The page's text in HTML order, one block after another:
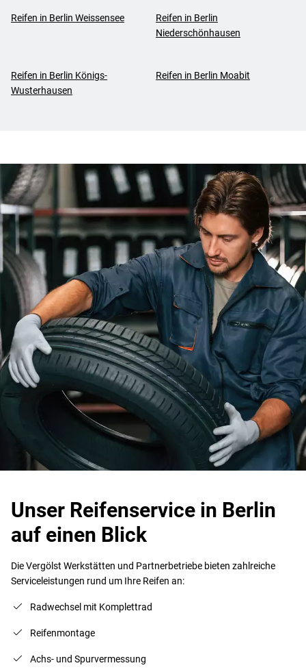
Reifen in Berlin Weissensee
Reifen in Berlin
Niederschönhausen
Reifen in Berlin Königs-
Wusterhausen
Reifen in Berlin Moabit
Unser Reifenservice in Berlin
auf einen Blick
Die Vergölst Werkstätten und Partnerbetriebe bieten zahlreiche
Serviceleistungen rund um Ihre Reifen an:
Radwechsel mit Komplettrad
Reifenmontage
Achs- und Spurvermessung